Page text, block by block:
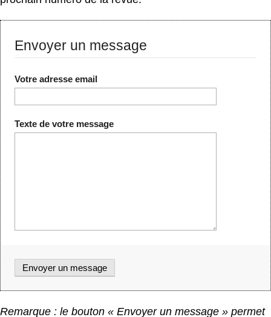
Envoyer un message
Votre adresse email
Texte de votre message
Remarque : le bouton « Envoyer un message » permet